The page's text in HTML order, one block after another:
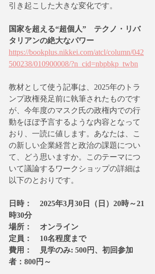
引き起こした大きな変化です。
国家を超える“超個人”　テクノ・リバ
タリアンの絶大なパワー
https://bookplus.nikkei.com/atcl/column/042
500238/010900008/?n_cid=nbpbkp_twbn
教材として使う記事は、2025年のトラ
ンプ政権発足前に執筆されたものです
が、今年度のマスク氏の政権内での行
動をほぼ予言するような内容となって
おり、一読に値します。あなたは、こ
の新しい企業経営と政治の課題につい
て、どう思いますか。このテーマにつ
いて議論するワークショップの詳細は
以下のとおりです。
日時：　2025年3月30日（日）20時～21
時30分
場所：　オンライン
定員：　10名程度まで
費用：　見学のみ: 500円、初回参加
者：800円～